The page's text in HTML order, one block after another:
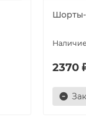
2370